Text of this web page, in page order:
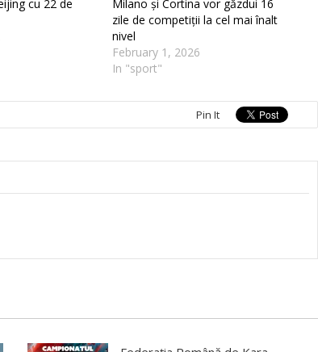
cu 22 de
Milano și Cortina vor găzdui 16
zile de competiții la cel mai înalt
nivel
February 1, 2026
In "sport"
Pin It